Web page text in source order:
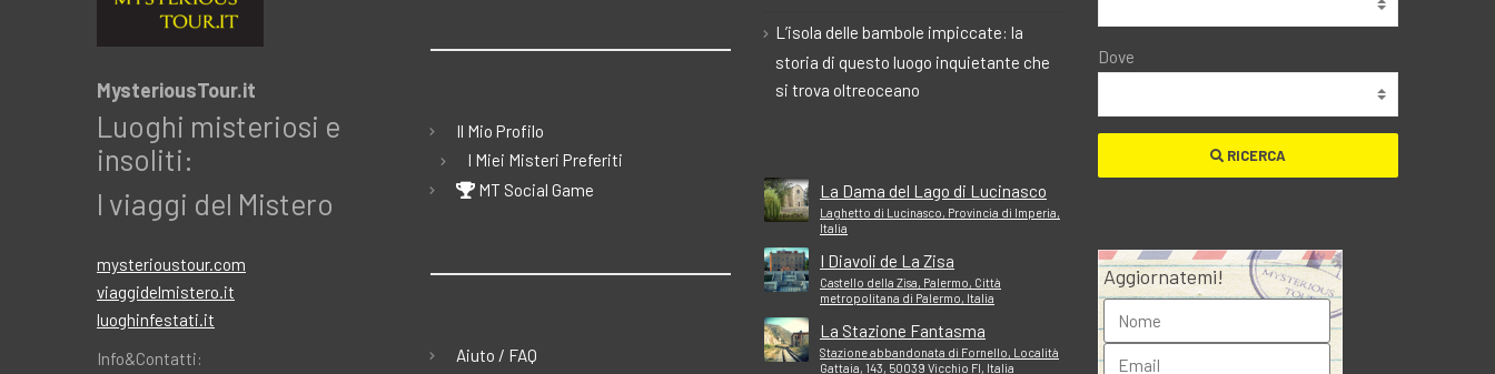
MysteriousTour.it
Luoghi misteriosi e
insoliti:
I viaggi del Mistero
mysterioustour.com
viaggidelmistero.it
luoghinfestati.it
Info&Contatti:
Il Mio Profilo
I Miei Misteri Preferiti
MT Social Game
Aiuto / FAQ
L’isola delle bambole impiccate: la
storia di questo luogo inquietante che
si trova oltreoceano
La Dama del Lago di Lucinasco
Laghetto di Lucinasco, Provincia di Imperia,
Italia
I Diavoli de La Zisa
Castello della Zisa, Palermo, Città
metropolitana di Palermo, Italia
La Stazione Fantasma
Stazione abbandonata di Fornello, Località
Gattaia, 143, 50039 Vicchio FI, Italia
Dove
RICERCA
Aggiornatemi!